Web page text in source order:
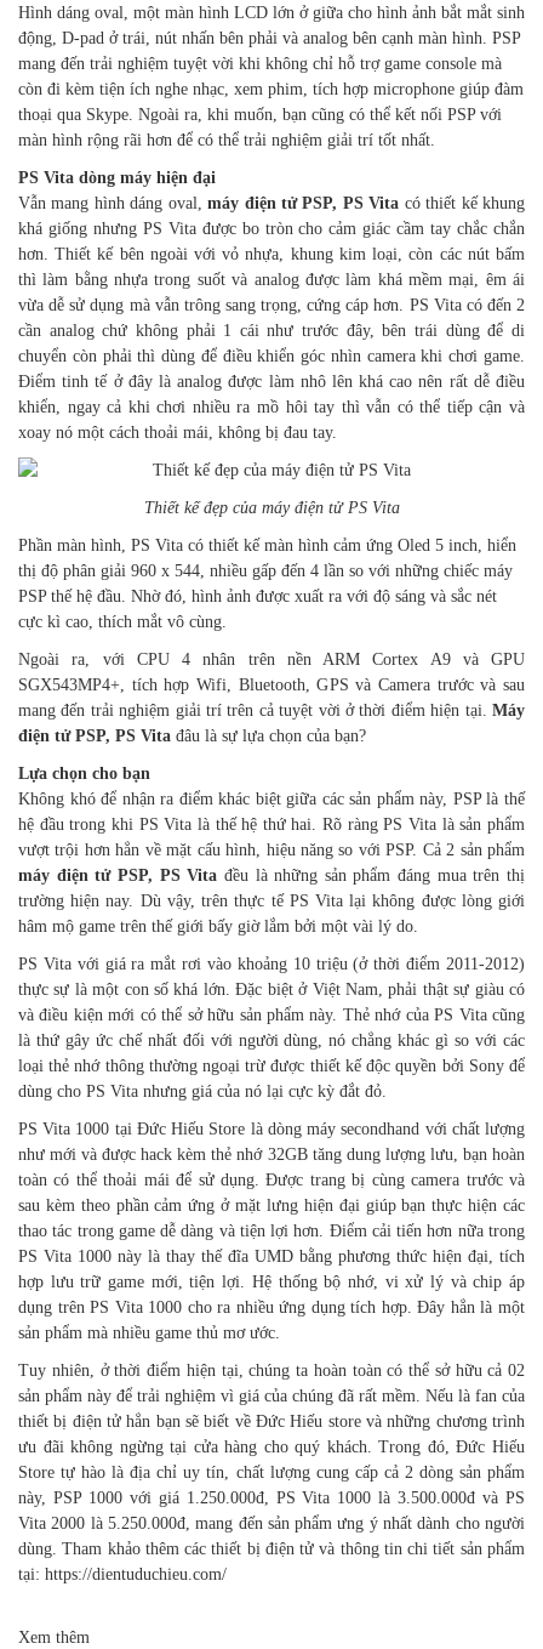
Hình dáng oval, một màn hình LCD lớn ở giữa cho hình ảnh bắt mắt sinh
động, D-pad ở trái, nút nhấn bên phải và analog bên cạnh màn hình. PSP
mang đến trải nghiệm tuyệt vời khi không chỉ hỗ trợ game console mà
còn đi kèm tiện ích nghe nhạc, xem phim, tích hợp microphone giúp đàm
thoại qua Skype. Ngoài ra, khi muốn, bạn cũng có thể kết nối PSP với
màn hình rộng rãi hơn để có thể trải nghiệm giải trí tốt nhất.
PS Vita dòng máy hiện đại
Vẫn mang hình dáng oval,máy điện tử PSP, PS Vita có thiết kế khung
khá giống nhưng PS Vita được bo tròn cho cảm giác cầm tay chắc chắn
hơn. Thiết kế bên ngoài với vỏ nhựa, khung kim loại, còn các nút bấm
thì làm bằng nhựa trong suốt và analog được làm khá mềm mại, êm ái
vừa dễ sử dụng mà vẫn trông sang trọng, cứng cáp hơn. PS Vita có đến 2
cần analog chứ không phải 1 cái như trước đây, bên trái dùng để di
chuyển còn phải thì dùng để điều khiển góc nhìn camera khi chơi game.
Điểm tinh tế ở đây là analog được làm nhô lên khá cao nên rất dễ điều
khiển, ngay cả khi chơi nhiều ra mồ hôi tay thì vẫn có thể tiếp cận và
xoay nó một cách thoải mái, không bị đau tay.
Thiết kế đẹp của máy điện tử PS Vita
Phần màn hình, PS Vita có thiết kế màn hình cảm ứng Oled 5 inch, hiển
thị độ phân giải 960 x 544, nhiều gấp đến 4 lần so với những chiếc máy
PSP thế hệ đầu. Nhờ đó, hình ảnh được xuất ra với độ sáng và sắc nét
cực kì cao, thích mắt vô cùng.
Ngoài ra, với CPU 4 nhân trên nền ARM Cortex A9 và GPU
SGX543MP4+, tích hợp Wifi, Bluetooth, GPS và Camera trước và sau
mang đến trải nghiệm giải trí trên cả tuyệt vời ở thời điểm hiện tại. Máy
điện tử PSP, PS Vita đâu là sự lựa chọn của bạn?
Lựa chọn cho bạn
Không khó để nhận ra điểm khác biệt giữa các sản phẩm này, PSP là thế
hệ đầu trong khi PS Vita là thế hệ thứ hai. Rõ ràng PS Vita là sản phẩm
vượt trội hơn hẳn về mặt cấu hình, hiệu năng so với PSP. Cả 2 sản phẩm
máy điện tử PSP, PS Vita đều là những sản phẩm đáng mua trên thị
trường hiện nay. Dù vậy, trên thực tế PS Vita lại không được lòng giới
hâm mộ game trên thế giới bấy giờ lắm bởi một vài lý do.
PS Vita với giá ra mắt rơi vào khoảng 10 triệu (ở thời điểm 2011-2012)
thực sự là một con số khá lớn. Đặc biệt ở Việt Nam, phải thật sự giàu có
và điều kiện mới có thể sở hữu sản phẩm này. Thẻ nhớ của PS Vita cũng
là thứ gây ức chế nhất đối với người dùng, nó chẳng khác gì so với các
loại thẻ nhớ thông thường ngoại trừ được thiết kế độc quyền bởi Sony để
dùng cho PS Vita nhưng giá của nó lại cực kỳ đắt đỏ.
PS Vita 1000 tại Đức Hiếu Store là dòng máy secondhand với chất lượng
như mới và được hack kèm thẻ nhớ 32GB tăng dung lượng lưu, bạn hoàn
toàn có thể thoải mái để sử dụng. Được trang bị cùng camera trước và
sau kèm theo phần cảm ứng ở mặt lưng hiện đại giúp bạn thực hiện các
thao tác trong game dễ dàng và tiện lợi hơn. Điểm cải tiến hơn nữa trong
PS Vita 1000 này là thay thế đĩa UMD bằng phương thức hiện đại, tích
hợp lưu trữ game mới, tiện lợi. Hệ thống bộ nhớ, vi xử lý và chip áp
dụng trên PS Vita 1000 cho ra nhiều ứng dụng tích hợp. Đây hẳn là một
sản phẩm mà nhiều game thủ mơ ước.
Tuy nhiên, ở thời điểm hiện tại, chúng ta hoàn toàn có thể sở hữu cả 02
sản phẩm này để trải nghiệm vì giá của chúng đã rất mềm. Nếu là fan của
thiết bị điện tử hẳn bạn sẽ biết về Đức Hiếu store và những chương trình
ưu đãi không ngừng tại cửa hàng cho quý khách. Trong đó, Đức Hiếu
Store tự hào là địa chỉ uy tín, chất lượng cung cấp cả 2 dòng sản phẩm
này, PSP 1000 với giá 1.250.000đ, PS Vita 1000 là 3.500.000đ và PS
Vita 2000 là 5.250.000đ, mang đến sản phẩm ưng ý nhất dành cho người
dùng. Tham khảo thêm các thiết bị điện tử và thông tin chi tiết sản phẩm
tại: https://dientuduchieu.com/
Xem thêm